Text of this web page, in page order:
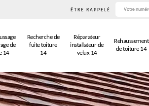
ÊTRE RAPPELÉ
de
14
Recherche de
fuite toiture
14
Réparateur
installateur de
velux 14
Rehaussement
de toiture 14